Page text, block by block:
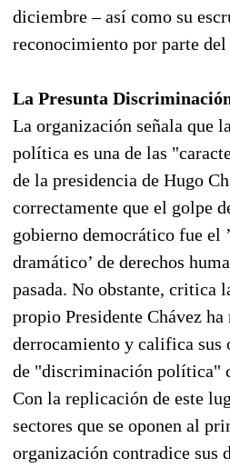
diciembre – así como su
reconocimiento por parte
La Presunta
La organización señala que
política es una de las
de la presidencia de Hugo
correctamente que el golpe
gobierno democrático fue el
dramático’ de derechos
pasada. No obstante, critica
propio Presidente Chávez ha
derrocamiento y califica sus
de "discriminación política"
Con la replicación de este
sectores que se oponen al
organización contradice sus